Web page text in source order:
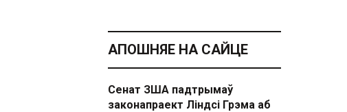
АПОШНЯЕ НА САЙЦЕ
Сенат ЗША падтрымаў
законапраект Ліндсі Грэма аб